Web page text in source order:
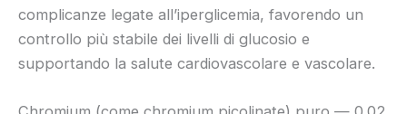
complicanze legate all’iperglicemia, favorendo un
controllo più stabile dei livelli di glucosio e
supportando la salute cardiovascolare e vascolare.